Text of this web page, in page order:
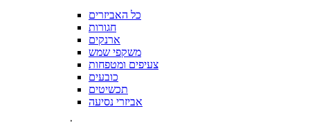
כל האביזרים
חגורות
ארנקים
משקפי שמש
צעיפים ומטפחות
כובעים
תכשיטים
אביזרי נסיעה